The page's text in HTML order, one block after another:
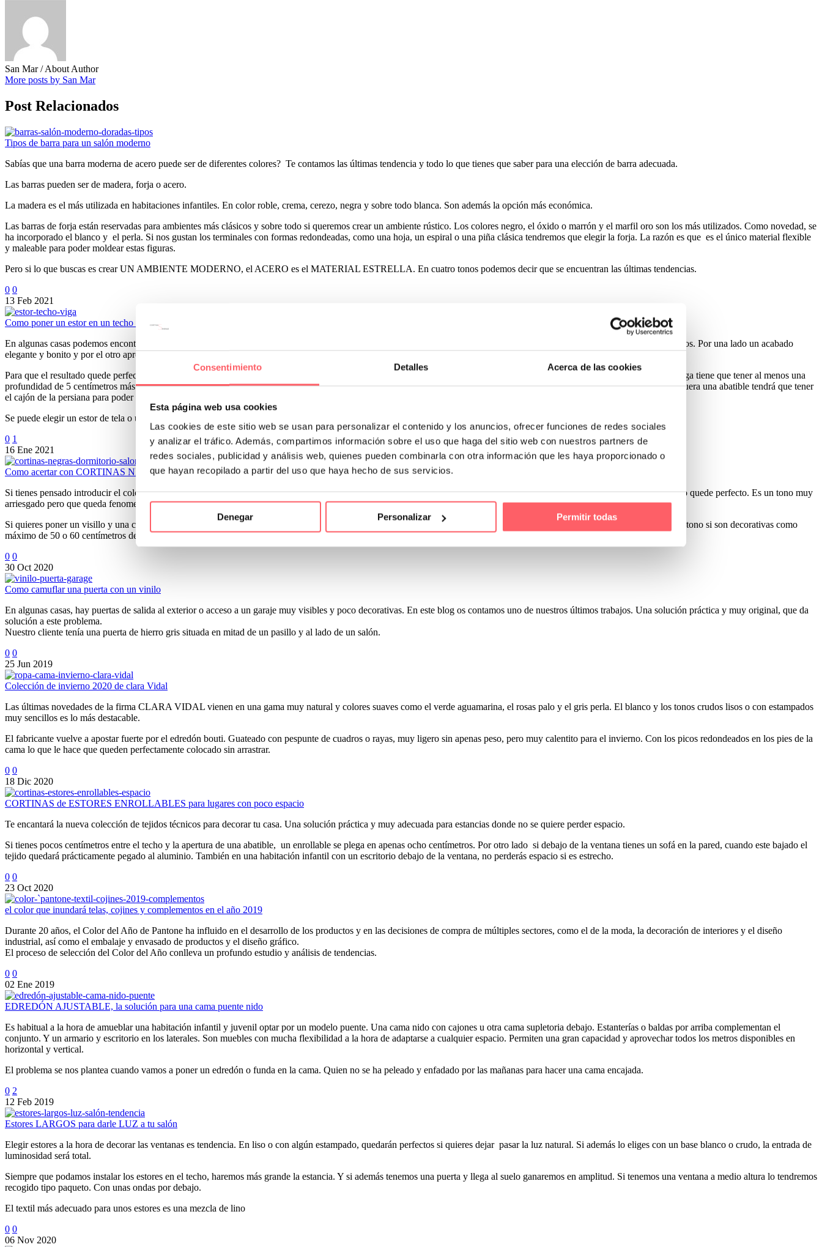
Consentimiento Detalles Acerca de las cookies
Esta página web usa cookies
Las cookies de este sitio web se usan para personalizar el contenido y los anuncios, ofrecer funciones de redes sociales
y analizar el tráfico. Además, compartimos información sobre el uso que haga del sitio web con nuestros partners de
redes sociales, publicidad y análisis web, quienes pueden combinarla con otra información que les haya proporcionado o
que hayan recopilado a partir del uso que haya hecho de sus servicios.
Denegar Personalizar Permitir todas
San Mar/ About Author
More posts by San Mar
Post Relacionados
Tipos de barra para un salón moderno
Sabías que una barra moderna de acero puede ser de diferentes colores? Te contamos las últimas tendencia y todo lo que tienes que saber para una elección de barra adecuada.
Las barras pueden ser de madera, forja o acero.
La madera es el más utilizada en habitaciones infantiles. En color roble, crema, cerezo, negra y sobre todo blanca. Son además la opción más económica.
Las barras de forja están reservadas para ambientes más clásicos y sobre todo si queremos crear un ambiente rústico. Los colores negro, el óxido o marrón y el marfil oro son los más utilizados. Como novedad, se
ha incorporado el blanco y el perla. Si nos gustan los terminales con formas redondeadas, como una hoja, un espiral o una piña clásica tendremos que elegir la forja. La razón es que es el único material flexible
y maleable para poder moldear estas figuras.
Pero si lo que buscas es crear UN AMBIENTE MODERNO, el ACERO es el MATERIAL ESTRELLA. En cuatro tonos podemos decir que se encuentran las últimas tendencias.
0 0
13 Feb 2021
Como poner un estor en un techo con viga
En algunas casas podemos encontrar encima de una ventana una viga que dificulta la elección de una cortina. Te explicamos una solución muy práctica que consigue dos objetivos. Por una lado un acabado
elegante y bonito y por el otro aprovechar el máximo espacio posible.
Para que el resultado quede perfecto las paredes y la viga tienen que estar pintados en el mismo color. De esta manera aprovecharemos la viga para instalar debajo un estor. La viga tiene que tener al menos una
profundidad de 5 centímetros más la medida del tambor o la manivela. Además es muy importante que la ventana sea corredera para que no impida la apertura de la ventana. Si fuera una abatible tendrá que tener
el cajón de la persiana para poder plegar en ese espacio el estor.
Se puede elegir un estor de tela o un enrollable.
0 1
16 Ene 2021
Como acertar con CORTINAS NEGRAS en el dormitorio
Si tienes pensado introducir el color negro en tus cortinas, te contamos algunos trucos para hacerlo sin oscurecer. Tienes que tener en cuenta algunos detalles para que el resultado quede perfecto. Es un tono muy
arriesgado pero que queda fenomenal con los mobiliarios más modernos.
Si quieres poner un visillo y una cortina, te aconsejamos elegir una tela blanca para el visillo. Dejará pasar perfectamente la luz. La cortina podrá ser totalmente negra en un solo tono si son decorativas como
máximo de 50 o 60 centímetros de ancho.
0 0
30 Oct 2020
Como camuflar una puerta con un vinilo
En algunas casas, hay puertas de salida al exterior o acceso a un garaje muy visibles y poco decorativas. En este blog os contamos uno de nuestros últimos trabajos. Una solución práctica y muy original, que da
solución a este problema.
Nuestro cliente tenía una puerta de hierro gris situada en mitad de un pasillo y al lado de un salón.
0 0
25 Jun 2019
Colección de invierno 2020 de clara Vidal
Las últimas novedades de la firma CLARA VIDAL vienen en una gama muy natural y colores suaves como el verde aguamarina, el rosas palo y el gris perla. El blanco y los tonos crudos lisos o con estampados
muy sencillos es lo más destacable.
El fabricante vuelve a apostar fuerte por el edredón bouti. Guateado con pespunte de cuadros o rayas, muy ligero sin apenas peso, pero muy calentito para el invierno. Con los picos redondeados en los pies de la
cama lo que le hace que queden perfectamente colocado sin arrastrar.
0 0
18 Dic 2020
CORTINAS de ESTORES ENROLLABLES para lugares con poco espacio
Te encantará la nueva colección de tejidos técnicos para decorar tu casa. Una solución práctica y muy adecuada para estancias donde no se quiere perder espacio.
Si tienes pocos centímetros entre el techo y la apertura de una abatible, un enrollable se plega en apenas ocho centímetros. Por otro lado si debajo de la ventana tienes un sofá en la pared, cuando este bajado el
tejido quedará prácticamente pegado al aluminio. También en una habitación infantil con un escritorio debajo de la ventana, no perderás espacio si es estrecho.
0 0
23 Oct 2020
el color que inundará telas, cojines y complementos en el año 2019
Durante 20 años, el Color del Año de Pantone ha influido en el desarrollo de los productos y en las decisiones de compra de múltiples sectores, como el de la moda, la decoración de interiores y el diseño
industrial, así como el embalaje y envasado de productos y el diseño gráfico.
El proceso de selección del Color del Año conlleva un profundo estudio y análisis de tendencias.
0 0
02 Ene 2019
EDREDÓN AJUSTABLE, la solución para una cama puente nido
Es habitual a la hora de amueblar una habitación infantil y juvenil optar por un modelo puente. Una cama nido con cajones u otra cama supletoria debajo. Estanterías o baldas por arriba complementan el
conjunto. Y un armario y escritorio en los laterales. Son muebles con mucha flexibilidad a la hora de adaptarse a cualquier espacio. Permiten una gran capacidad y aprovechar todos los metros disponibles en
horizontal y vertical.
El problema se nos plantea cuando vamos a poner un edredón o funda en la cama. Quien no se ha peleado y enfadado por las mañanas para hacer una cama encajada.
0 2
12 Feb 2019
Estores LARGOS para darle LUZ a tu salón
Elegir estores a la hora de decorar las ventanas es tendencia. En liso o con algún estampado, quedarán perfectos si quieres dejar pasar la luz natural. Si además lo eliges con un base blanco o crudo, la entrada de
luminosidad será total.
Siempre que podamos instalar los estores en el techo, haremos más grande la estancia. Y si además tenemos una puerta y llega al suelo ganaremos en amplitud. Si tenemos una ventana a medio altura lo tendremos
recogido tipo paqueto. Con unas ondas por debajo.
El textil más adecuado para unos estores es una mezcla de lino
0 0
06 Nov 2020